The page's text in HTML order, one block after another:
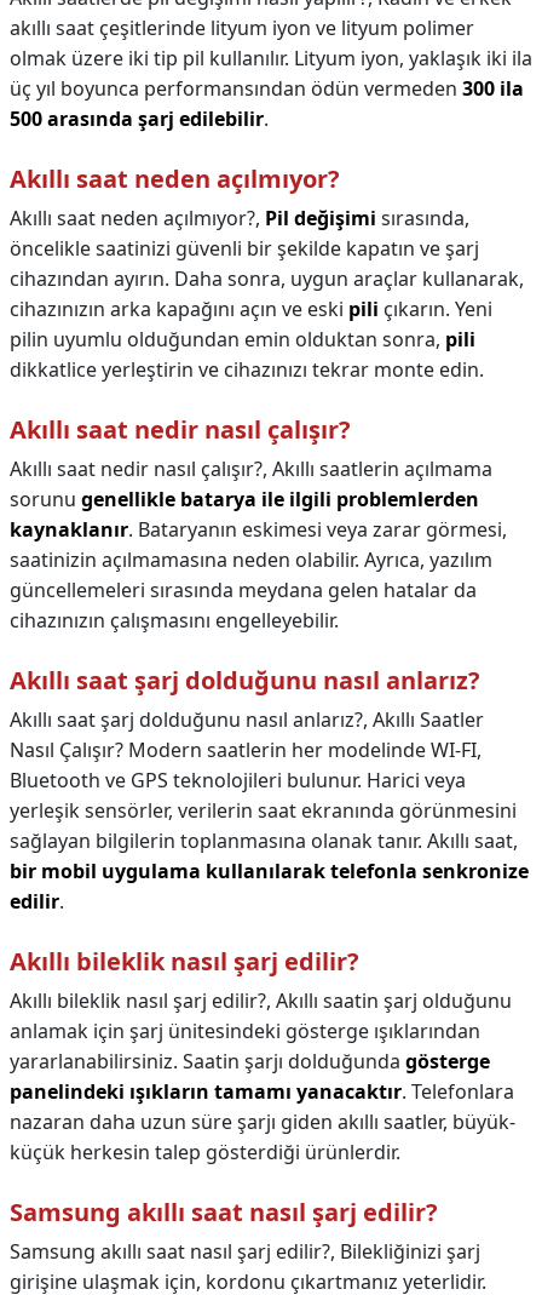
akıllı saat çeşitlerinde lityum iyon ve lityum polimer
olmak üzere iki tip pil kullanılır. Lityum iyon, yaklaşık iki ila
üç yıl boyunca performansından ödün vermeden 300 ila
500 arasında şarj edilebilir.
Akıllı saat neden açılmıyor?
Akıllı saat neden açılmıyor?, Pil değişimi sırasında,
öncelikle saatinizi güvenli bir şekilde kapatın ve şarj
cihazından ayırın. Daha sonra, uygun araçlar kullanarak,
cihazınızın arka kapağını açın ve eski pili çıkarın. Yeni
pilin uyumlu olduğundan emin olduktan sonra, pili
dikkatlice yerleştirin ve cihazınızı tekrar monte edin.
Akıllı saat nedir nasıl çalışır?
Akıllı saat nedir nasıl çalışır?, Akıllı saatlerin açılmama
sorunu genellikle batarya ile ilgili problemlerden
kaynaklanır. Bataryanın eskimesi veya zarar görmesi,
saatinizin açılmamasına neden olabilir. Ayrıca, yazılım
güncellemeleri sırasında meydana gelen hatalar da
cihazınızın çalışmasını engelleyebilir.
Akıllı saat şarj dolduğunu nasıl anlarız?
Akıllı saat şarj dolduğunu nasıl anlarız?, Akıllı Saatler
Nasıl Çalışır? Modern saatlerin her modelinde WI-FI,
Bluetooth ve GPS teknolojileri bulunur. Harici veya
yerleşik sensörler, verilerin saat ekranında görünmesini
sağlayan bilgilerin toplanmasına olanak tanır. Akıllı saat,
bir mobil uygulama kullanılarak telefonla senkronize
edilir.
Akıllı bileklik nasıl şarj edilir?
Akıllı bileklik nasıl şarj edilir?, Akıllı saatin şarj olduğunu
anlamak için şarj ünitesindeki gösterge ışıklarından
yararlanabilirsiniz. Saatin şarjı dolduğunda gösterge
panelindeki ışıkların tamamı yanacaktır. Telefonlara
nazaran daha uzun süre şarjı giden akıllı saatler, büyük-
küçük herkesin talep gösterdiği ürünlerdir.
Samsung akıllı saat nasıl şarj edilir?
Samsung akıllı saat nasıl şarj edilir?, Bilekliğinizi şarj
girişine ulaşmak için, kordonu çıkartmanız yeterlidir.